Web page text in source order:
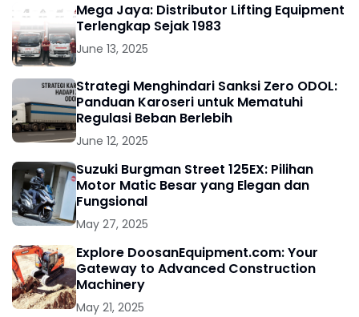
Mega Jaya: Distributor Lifting Equipment
Terlengkap Sejak 1983
June 13, 2025
Strategi Menghindari Sanksi Zero ODOL:
Panduan Karoseri untuk Mematuhi
Regulasi Beban Berlebih
June 12, 2025
Suzuki Burgman Street 125EX: Pilihan
Motor Matic Besar yang Elegan dan
Fungsional
May 27, 2025
Explore DoosanEquipment.com: Your
Gateway to Advanced Construction
Machinery
May 21, 2025